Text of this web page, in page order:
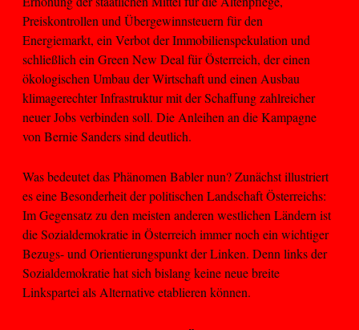
Preiskontrollen und Übergewinnsteuern für den
Energiemarkt, ein Verbot der Immobilienspekulation und
schließlich ein Green New Deal für Österreich, der einen
ökologischen Umbau der Wirtschaft und einen Ausbau
klimagerechter Infrastruktur mit der Schaffung zahlreicher
neuer Jobs verbinden soll. Die Anleihen an die Kampagne
von Bernie Sanders sind deutlich.
Was bedeutet das Phänomen Babler nun? Zunächst illustriert
es eine Besonderheit der politischen Landschaft Österreichs:
Im Gegensatz zu den meisten anderen westlichen Ländern ist
die Sozialdemokratie in Österreich immer noch ein wichtiger
Bezugs- und Orientierungspunkt der Linken. Denn links der
Sozialdemokratie hat sich bislang keine neue breite
Linkspartei als Alternative etablieren können.